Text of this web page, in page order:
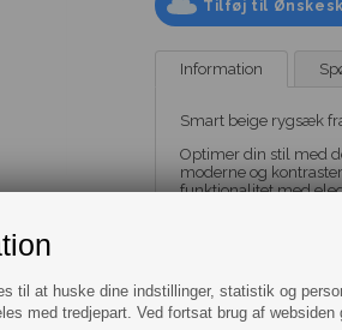
til at huske dine indstillinger, statistik og
med tredjepart. Ved fortsat brug af websiden
Tilføj til
Information
Smart beige rygsæk
Optimer din stil med
moderne og
funktionalitet med
Det store hovedrum
praktisk opbevaring
og alsidigt udtryk,
Med BOSS'
stil og funktionalitet.